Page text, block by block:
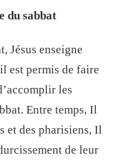
du sabbat
Jésus enseigne
est permis de faire
les
Entre temps, Il
et des pharisiens, Il
de leur